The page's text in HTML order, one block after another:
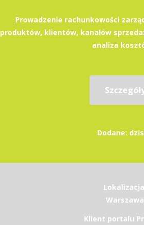
Prowadzenie rachunkowości
produktów, klientów, kanałów
analiza
Dodane:
Warszawa
Klient portalu